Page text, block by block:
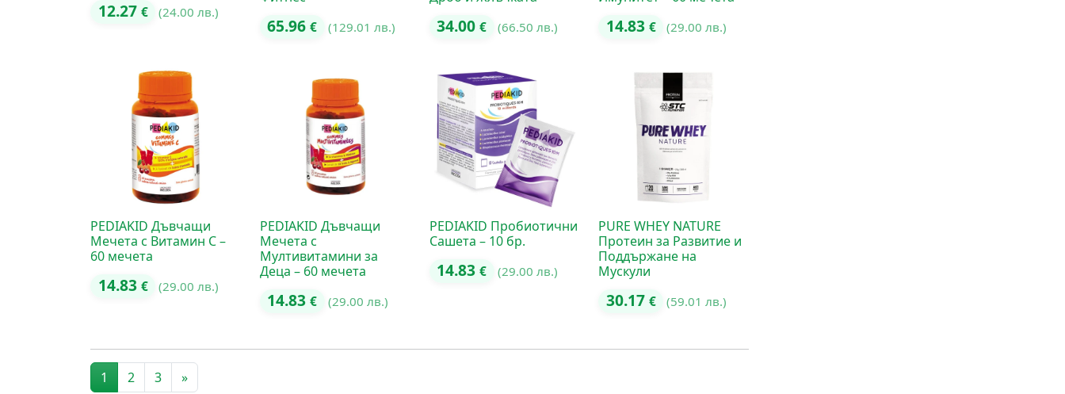
12.27 € (24.00 лв.)
65.96€ (129.01 лв.) 34.00€ (66.50 лв.) 14.83 € (29.00 лв.)
PEDIAKID Дъвчащи
Мечета с Витамин C –
60 мечета
14.83 € (29.00 лв.)
PEDIAKID Дъвчащи
Мечета с
Мултивитамини за
Деца – 60 мечета
14.83€ (29.00 лв.)
PEDIAKID Пробиотични
Сашета – 10 бр.
14.83€ (29.00 лв.)
PURE WHEY NATURE
Протеин за Развитие и
Поддържане на
Мускули
30.17 € (59.01 лв.)
Posts navigation
1 2 3 »